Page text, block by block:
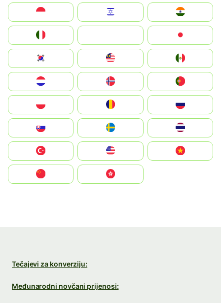
South Korea
United States
中國香港特別行政區
Tečajevi za konverziju:
Međunarodni novčani prijenosi: